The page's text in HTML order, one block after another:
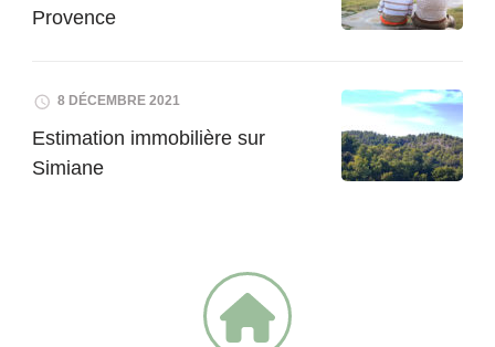
Provence
8 DÉCEMBRE 2021
Estimation immobilière sur
Simiane